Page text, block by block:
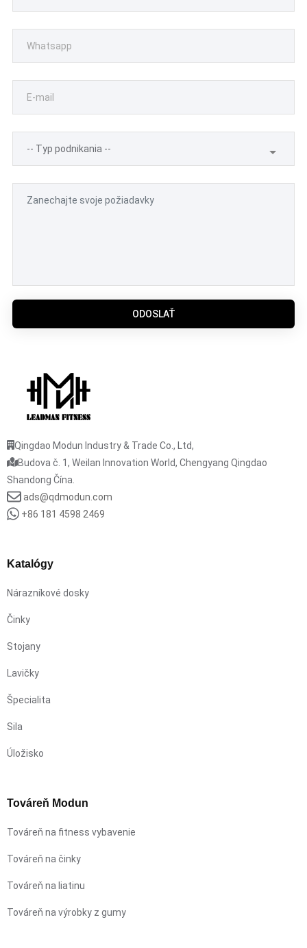
ODOSLAŤ
Qingdao Modun Industry & Trade Co., Ltd,
Budova č. 1, Weilan Innovation World, Chengyang Qingdao
Shandong Čína.
ads@qdmodun.com
+86 181 4598 2469
Katalógy
Nárazníkové dosky
Činky
Stojany
Lavičky
Špecialita
Sila
Úložisko
Továreň Modun
Továreň na fitness vybavenie
Továreň na činky
Továreň na liatinu
Továreň na výrobky z gumy